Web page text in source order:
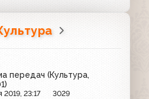
передач (Культура,
2019, 23:17 3029